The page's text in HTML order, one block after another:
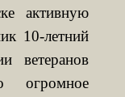
активную
10-летний
ветеранов
огромное